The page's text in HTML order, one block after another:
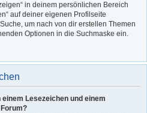
in deinem persönlichen Bereich
auf deiner eigenen Profilseite
um nach von dir erstellen Themen
Optionen in die Suchmaske ein.
Lesezeichen und einem